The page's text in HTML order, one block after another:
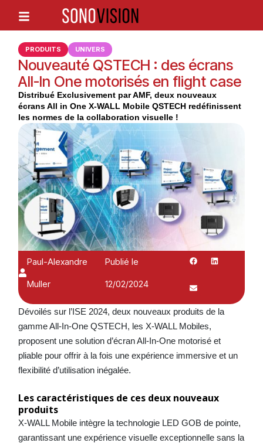
PRODUITS UNIVERS
Nouveauté QSTECH : des écrans
All-In One motorisés en flight case
Distribué Exclusivement par AMF, deux nouveaux
écrans All in One X-WALL Mobile QSTECH redéfinissent
les normes de la collaboration visuelle !
Paul-Alexandre
Muller
Publié le
12/02/2024
Dévoilés sur l’ISE 2024, deux nouveaux produits de la
gamme All-In-One QSTECH, les X-WALL Mobiles,
proposent une solution d’écran All-In-One motorisé et
pliable pour offrir à la fois une expérience immersive et un
flexibilité d’utilisation inégalée.
Les caractéristiques de ces deux nouveaux
produits
X-WALL Mobile intègre la technologie LED GOB de pointe,
garantissant une expérience visuelle exceptionnelle sans la